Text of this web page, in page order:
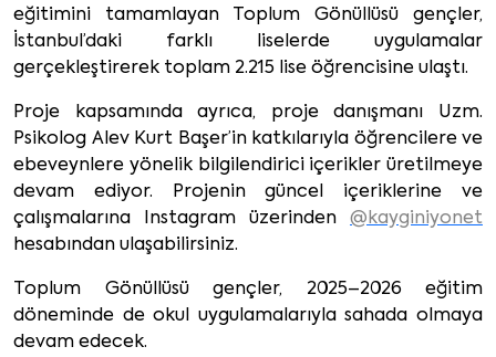
eğitimini tamamlayan Toplum Gönüllüsü gençler,
İstanbul’daki farklı liselerde uygulamalar
gerçekleştirerek toplam 2.215 lise öğrencisine ulaştı.
Proje kapsamında ayrıca, proje danışmanı Uzm.
Psikolog Alev Kurt Başer’in katkılarıyla öğrencilere ve
ebeveynlere yönelik bilgilendirici içerikler üretilmeye
devam ediyor. Projenin güncel içeriklerine ve
çalışmalarına Instagram üzerinden @kayginiyonet
hesabından ulaşabilirsiniz.
Toplum Gönüllüsü gençler, 2025–2026 eğitim
döneminde de okul uygulamalarıyla sahada olmaya
devam edecek.